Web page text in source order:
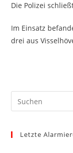
Die Polizei
Im Einsatz
drei aus
Letzte